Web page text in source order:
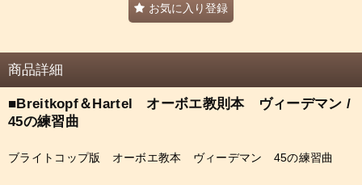
お気に入り登録
商品詳細
■Breitkopf＆Hartel オーボエ教則本 ヴィーデマン /
45の練習曲
ブライトコップ版 オーボエ教本 ヴィーデマン 45の練習曲